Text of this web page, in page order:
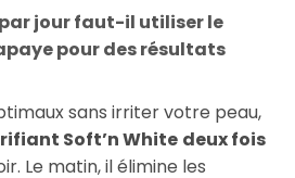
jour faut-il utiliser le
pour des résultats
sans irriter votre peau,
Soft’n White deux fois
Le matin, il élimine les